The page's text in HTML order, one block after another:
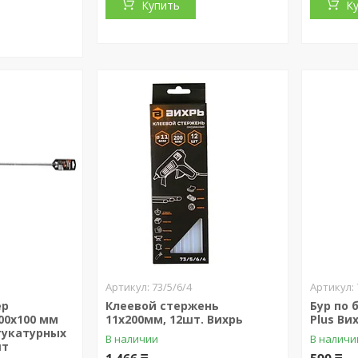
Купить
мм
73/5/6/4
Клеевой стержень
11х200мм, 12шт. Вихрь
В наличии
Бур по
Plus
В